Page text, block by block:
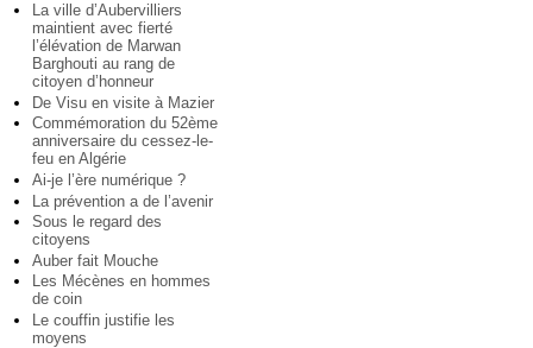
La ville d’Aubervilliers
maintient avec fierté
l’élévation de Marwan
Barghouti au rang de
citoyen d’honneur
De Visu en visite à Mazier
Commémoration du 52ème
anniversaire du cessez-le-
feu en Algérie
Ai-je l’ère numérique ?
La prévention a de l’avenir
Sous le regard des
citoyens
Auber fait Mouche
Les Mécènes en hommes
de coin
Le couffin justifie les
moyens